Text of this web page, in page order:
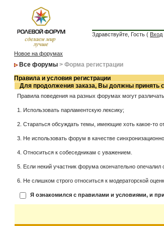
Здравствуйте, Гость ( Вход
Новое на форумах
Все форумы > Форма регистрации
Правила и условия регистрации
Для продолжения заказа, Вы должны принять
Правила поведения на разных форумах могут
1. Использовать парламентскую лексику;
2. Стараться обсуждать темы, имеющие хоть какое-то
3. Не использовать форум в качестве
4. Относиться к собеседникам с уважением.
5. Если некий участник форума окончательно
6. Не слишком строго относиться к модераторской
Я ознакомился с правилами и условиями, и